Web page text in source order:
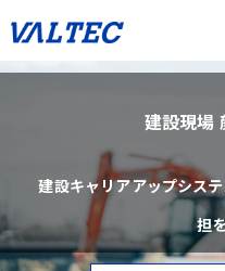
建設現場
建設キャリアアップシス
担